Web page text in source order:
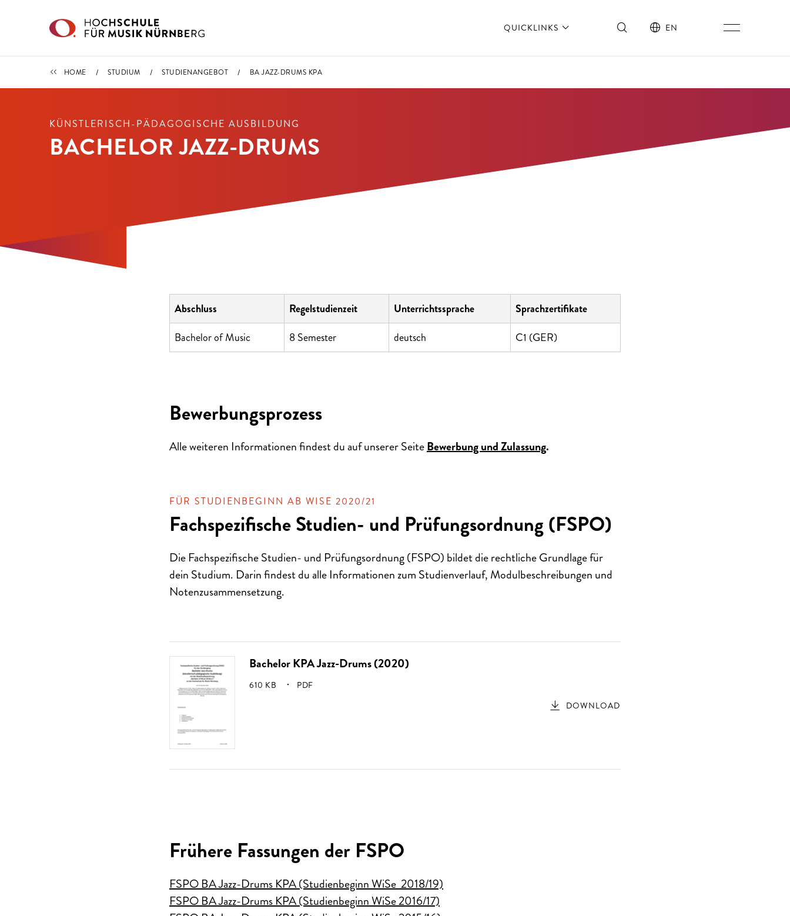
QUICKLINKS EN
STUDIENANGEBOT
HOME STUDIUM STUDIENANGEBOT BA JAZZ-DRUMS KPA
KÜNSTLERISCH-PÄDAGOGISCHE AUSBILDUNG
BACHELOR JAZZ-DRUMS
Abschluss Regelstudienzeit Unterrichtssprache
Sprachzertifikate
Bachelor of Music
8 Semester deutsch C1 (GER)
Bewerbungsprozess
Alle weiteren Informationen findest du auf unserer SeiteBewerbung und Zulassung.
FÜR STUDIENBEGINN AB WISE 2020/21
Fachspezifische Studien- und Prüfungsordnung (FSPO)
Die Fachspezifische Studien- und Prüfungsordnung (FSPO) bildet die rechtliche Grundlage für
dein Studium. Darin findest du alle Informationen zum Studienverlauf, Modulbeschreibungen und
Notenzusammensetzung.
Bachelor KPA Jazz-Drums (2020)
GRÖSSE:
610 KB
PDF
DOWNLOAD
Frühere Fassungen der FSPO
FSPO BA Jazz-Drums KPA (Studienbeginn WiSe 2018/19)
FSPO BA Jazz-Drums KPA (Studienbeginn WiSe 2016/17)